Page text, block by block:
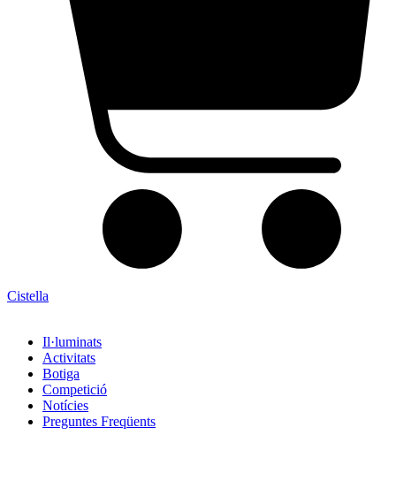
Cistella
Il·luminats
Activitats
Botiga
Competició
Notícies
Preguntes Freqüents